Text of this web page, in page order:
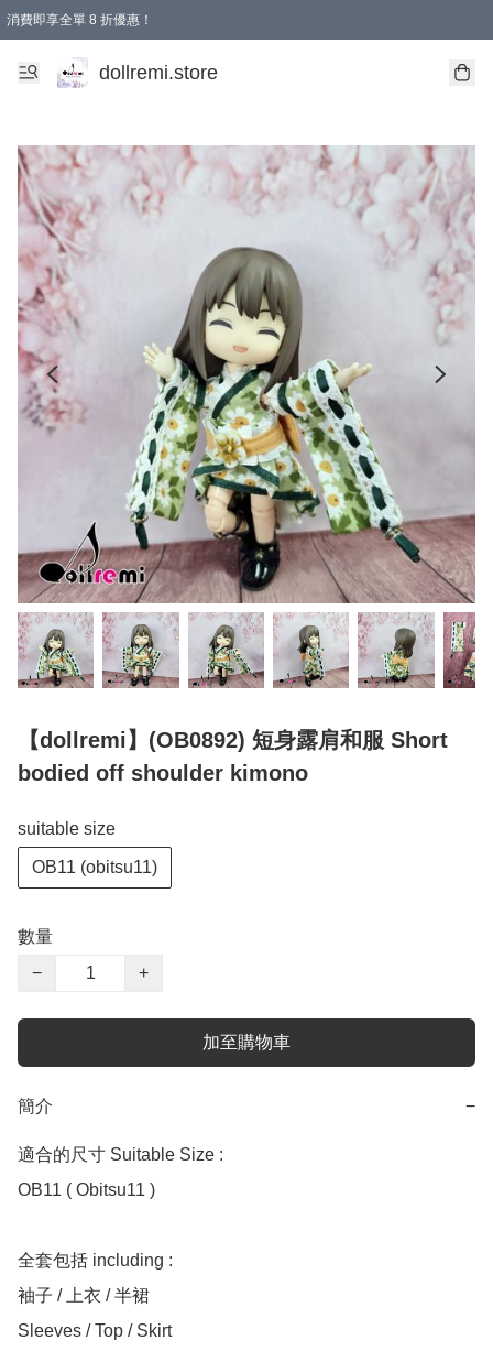
消費即享全單 8 折優惠！
購物滿 HKD 1500.00即享免運費優惠！（適用於 本地送貨、本地取貨、國際送貨 )
dollremi.store
【dollremi】(OB0892) 短身露肩和服 Short
bodied off shoulder kimono
suitable size
OB11 (obitsu11)
數量
−
+
加至購物車
簡介 −
適合的尺寸 Suitable Size :
OB11 ( Obitsu11 )
全套包括 including :
袖子 / 上衣 / 半裙